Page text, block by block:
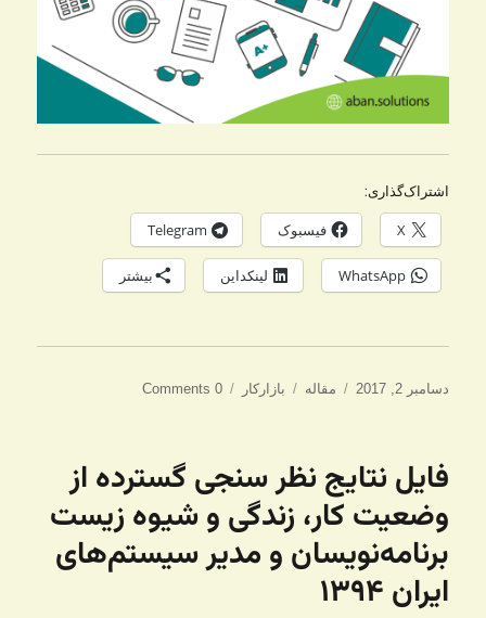
اشتراک‌گذاری:
X فیسبوک Telegram
WhatsApp لینکداین بیشتر
ارسال
دسامبر 2, 2017 دسته‌ها
مقاله برچسب‌ها
بازارکار 0 Comments
فایل نتایج نظر سنجی گسترده از
وضعیت کار، زندگی و شیوه زیست
برنامه‌نویسان و مدیر سیستم‌های
ایران ۱۳۹۴